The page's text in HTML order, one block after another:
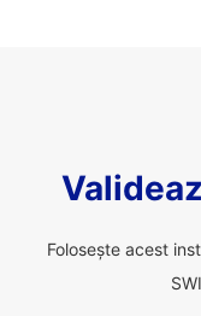
Folosește acest